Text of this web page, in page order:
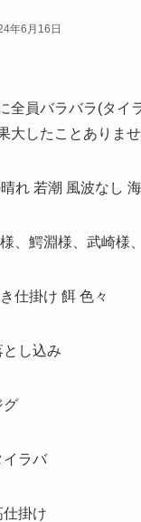
年6月16日
全員バラバラ(タイ
大したことありませ
れ 若潮 風波なし
、鰐淵様、武崎様
仕掛け 餌 色々
し込み
グ
イラバ
仕掛け